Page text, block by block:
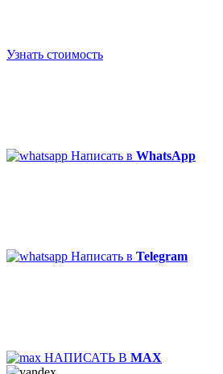
Узнать стоимость
Написать в WhatsApp
Написать в Telegram
НАПИСАТЬ В MAX